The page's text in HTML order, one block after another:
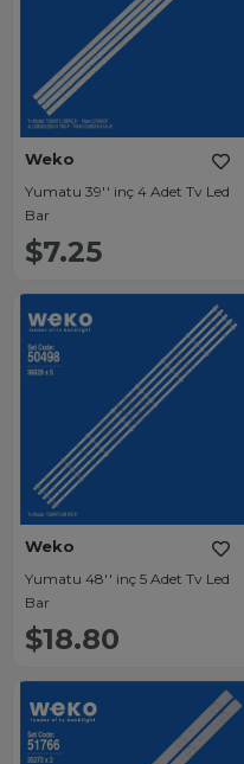
Weko
Yumatu 39'' inç 4 Adet Tv Led
Bar
$7.25
Weko
Yumatu 48'' inç 5 Adet Tv Led
Bar
$18.80